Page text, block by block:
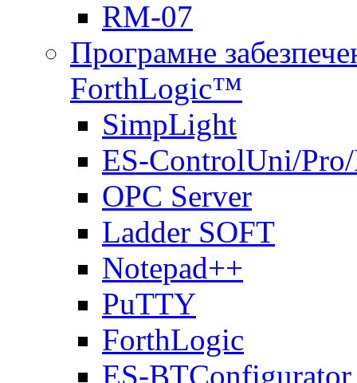
RM-07
Програмне
ForthLogic™
SimpLight
ES-ControlUni/
OPC Server
Ladder SOFT
Notepad++
PuTTY
ForthLogic
ES-BTConfigurator